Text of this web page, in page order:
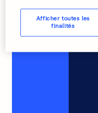
Afficher toutes les
finalités